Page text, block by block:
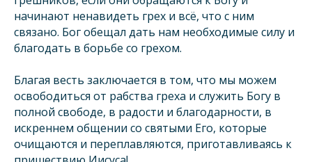
начинают ненавидеть грех и всё, что с ним
связано. Бог обещал дать нам необходимые силу и
благодать в борьбе со грехом.
Благая весть заключается в том, что мы можем
освободиться от рабства греха и служить Богу в
полной свободе, в радости и благодарности, в
искреннем общении со святыми Его, которые
очищаются и переплавляются, приготавливаясь к